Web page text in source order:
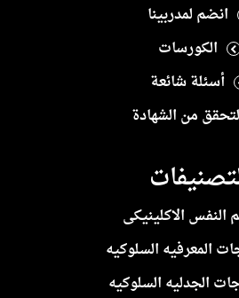
انضم لمدربينا
الكورسات
أسئلة شائعة
من الشهادة
النفس الاكلينيكى
المعرفيه السلوكيه
الجدليه السلوكيه